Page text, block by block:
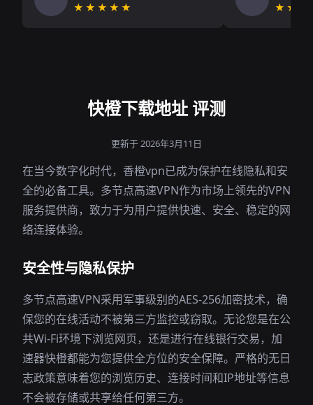
★★★★★
快橙下载地址 评测
更新于 2026年3月11日
在当今数字化时代，香橙vpn已成为保护在线隐私和安
全的必备工具。多节点高速VPN作为市场上领先的VPN
服务提供商，致力于为用户提供快速、安全、稳定的网
络连接体验。
安全性与隐私保护
多节点高速VPN采用军事级别的AES-256加密技术，确
保您的在线活动不被第三方监控或窃取。无论您是在公
共Wi-Fi环境下浏览网页，还是进行在线银行交易，加
速器快橙都能为您提供全方位的安全保障。严格的无日
志政策意味着您的浏览历史、连接时间和IP地址等信息
不会被存储或共享给任何第三方。